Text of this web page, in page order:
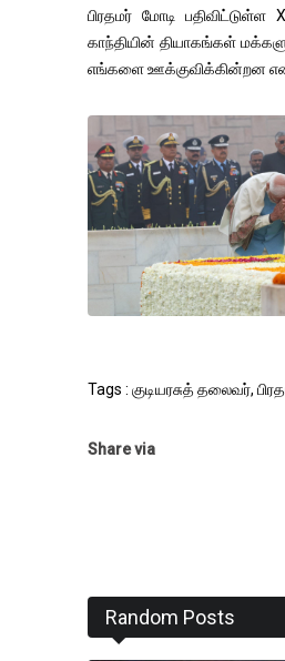
பிரதமர் மோடி பதிவிட்டுள்ள
காந்தியின் தியாகங்கள்
எங்களை ஊக்குவிக்கின்றன என
Tags : குடியரசுத் தலைவர்,
Share via
Random Posts